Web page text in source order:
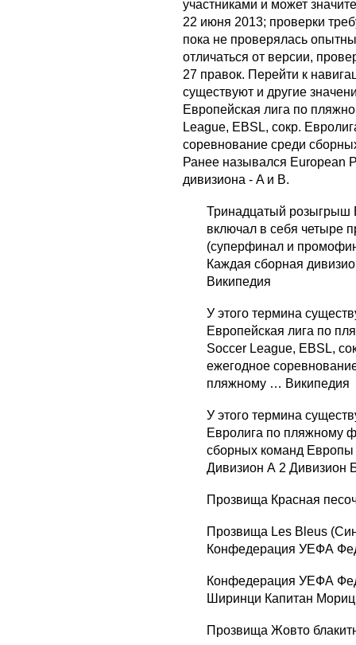
участниками и может
22 июня 2013; проверки
пока не проверялась
отличаться от версии,
27 правок. Перейти к
существуют и другие
Европейская лига по
League, EBSL, сокр.
соревнование среди
Ранее назывался European
дивизиона - A и B.
Тринадцатый розыгрыш
включал в себя четыре
(суперфинал и
Каждая сборная
Википедия
У этого термина
Европейская лига по
Soccer League, EBSL,
ежегодное
пляжному … Википедия
У этого термина
Евролига по пляжному
сборных команд
Дивизион А 2 Дивизион
Прозвища Красная
Прозвища Les Bleus
Конфедерация УЕФА
Конфедерация УЕФА
Ширинци Капитан
Прозвища Жовто